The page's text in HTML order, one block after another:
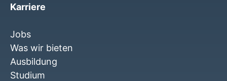
Karriere
Jobs
Was wir bieten
Ausbildung
Studium